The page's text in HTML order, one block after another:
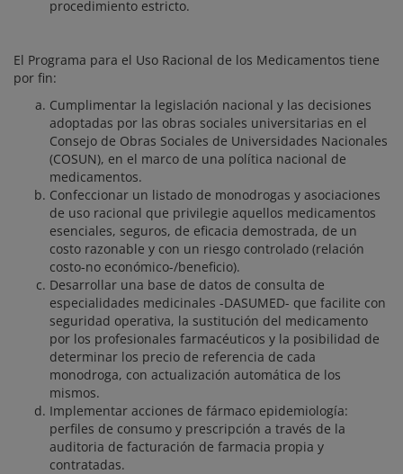
procedimiento estricto.
El Programa para el Uso Racional de los Medicamentos tiene
por fin:
Cumplimentar la legislación nacional y las decisiones
adoptadas por las obras sociales universitarias en el
Consejo de Obras Sociales de Universidades Nacionales
(COSUN), en el marco de una política nacional de
medicamentos.
Confeccionar un listado de monodrogas y asociaciones
de uso racional que privilegie aquellos medicamentos
esenciales, seguros, de eficacia demostrada, de un
costo razonable y con un riesgo controlado (relación
costo-no económico-/beneficio).
Desarrollar una base de datos de consulta de
especialidades medicinales -DASUMED- que facilite con
seguridad operativa, la sustitución del medicamento
por los profesionales farmacéuticos y la posibilidad de
determinar los precio de referencia de cada
monodroga, con actualización automática de los
mismos.
Implementar acciones de fármaco epidemiología:
perfiles de consumo y prescripción a través de la
auditoria de facturación de farmacia propia y
contratadas.